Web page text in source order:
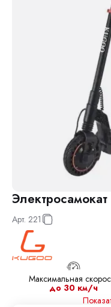
Арт. 221
Максимальная
до 30 км/ч